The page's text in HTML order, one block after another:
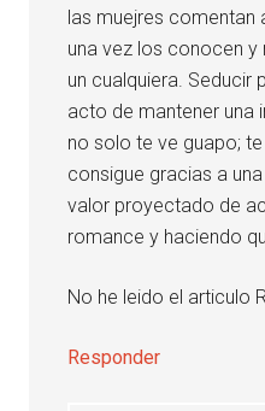
las muejres
una vez los conocen y
un cualquiera. Seducir
acto de mantener una
no solo te ve guapo;
consigue gracias a
valor proyectado de
romance y haciendo
No he leido el articulo
Responder